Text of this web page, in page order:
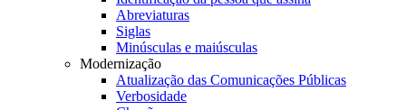
Abreviaturas
Siglas
Minúsculas e maiúsculas
Modernização
Atualização das Comunicações Públicas
Verbosidade